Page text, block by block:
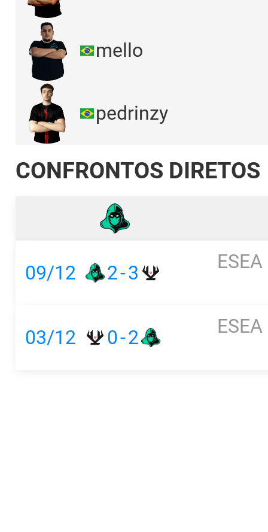
mello
pedrinzy
CONFRONTOS DIRETOS
09/12 2-3
03/12 0-2